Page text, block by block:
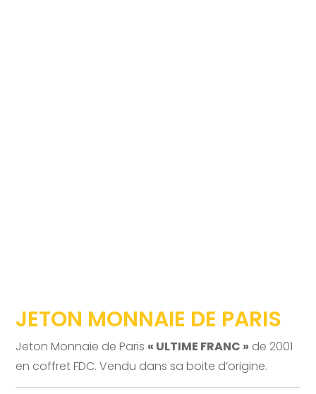
JETON MONNAIE DE PARIS
Jeton Monnaie de Paris « ULTIME FRANC » de 2001
en coffret FDC. Vendu dans sa boite d’origine.